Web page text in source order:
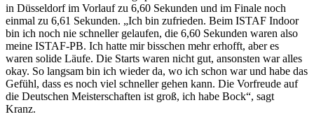
in Düsseldorf im Vorlauf zu 6,60 Sekunden und im Finale noch
einmal zu 6,61 Sekunden. „Ich bin zufrieden. Beim ISTAF Indoor
bin ich noch nie schneller gelaufen, die 6,60 Sekunden waren also
meine ISTAF-PB. Ich hatte mir bisschen mehr erhofft, aber es
waren solide Läufe. Die Starts waren nicht gut, ansonsten war alles
okay. So langsam bin ich wieder da, wo ich schon war und habe das
Gefühl, dass es noch viel schneller gehen kann. Die Vorfreude auf
die Deutschen Meisterschaften ist groß, ich habe Bock“, sagt
Kranz.